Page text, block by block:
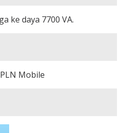
ke daya 7700 VA.
Mobile